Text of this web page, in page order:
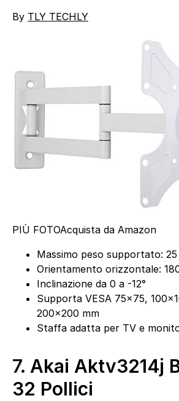
By TLY TECHLY
PIÙ FOTOAcquista da Amazon
Massimo peso supportato:
Orientamento orizzontale:
Inclinazione da 0 a -12°
Supporta VESA 75×75,
200×200 mm
Staffa adatta per TV e
7. Akai Aktv3214j
32 Pollici